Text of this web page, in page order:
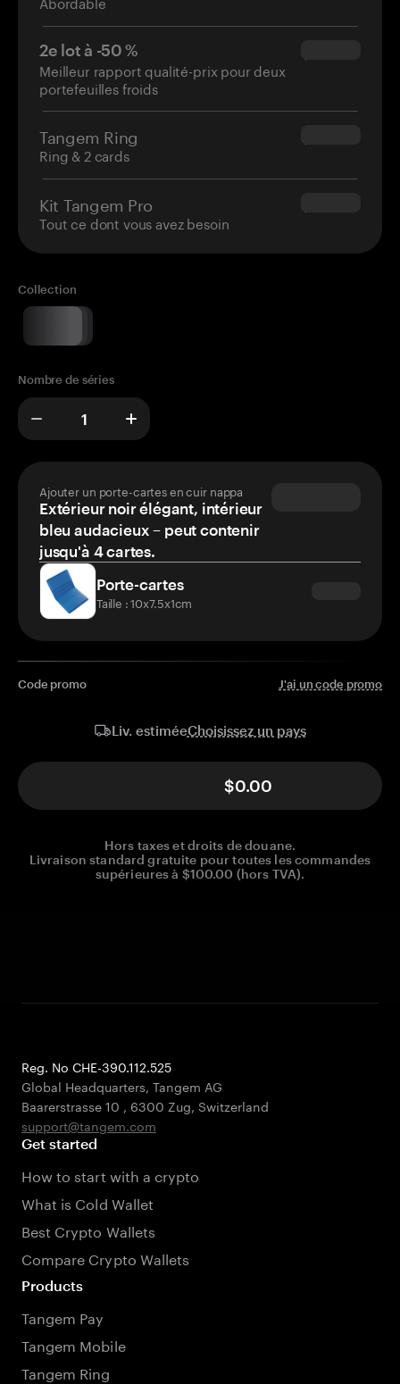
2e lot à -50 %
Meilleur rapport qualité-prix pour deux
portefeuilles froids
$34.95
Tangem Ring
Ring & 2 cards
$160.00
Kit Tangem Pro
Tout ce dont vous avez besoin
$180.00
Collection
Nombre de séries
Ajouter un porte-cartes en cuir nappa
Extérieur noir élégant, intérieur
bleu audacieux – peut contenir
jusqu'à 4 cartes.
Porte-cartes
Taille : 10x7.5x1cm
Code promo J'ai un code promo
Liv. estiméeChoisissez un pays
$0.00
Hors taxes et droits de douane.
Livraison standard gratuite pour toutes les commandes
supérieures à $100.00 (hors TVA).
Reg. No CHE-390.112.525
Global Headquarters, Tangem AG
Baarerstrasse 10 , 6300 Zug, Switzerland
support@tangem.com
Get started
How to start with a crypto
What is Cold Wallet
Best Crypto Wallets
Compare Crypto Wallets
Products
Tangem Pay
Tangem Mobile
Tangem Ring